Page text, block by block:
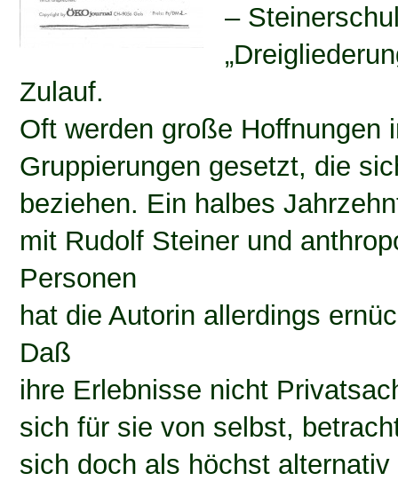
–
Zulauf.
Oft werden große Hoffnungen
Gruppierungen gesetzt, die
beziehen. Ein halbes
mit Rudolf Steiner und
Personen
hat die Autorin allerdings
Daß
ihre Erlebnisse nicht
sich für sie von selbst,
sich doch als höchst